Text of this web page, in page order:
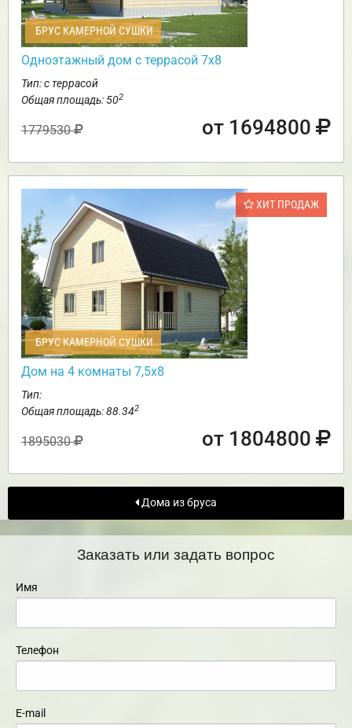
БРУС КАМЕРНОЙ СУШКИ
Одноэтажный дом с террасой 7х8
Тип: с террасой
Общая площадь: 502
1779530 от 1694800
ХИТ ПРОДАЖ
БРУС КАМЕРНОЙ СУШКИ
Дом на 4 комнаты 7,5х8
Тип:
Общая площадь: 88.342
1895030 от 1804800
Дома из бруса
Заказать или задать вопрос
Имя
Телефон
E-mail